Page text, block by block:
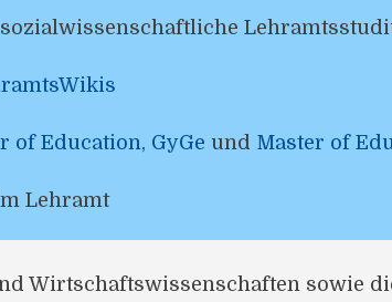
of Education, GyGe und Master of
Lehramt
Wirtschaftswissenschaften sowie